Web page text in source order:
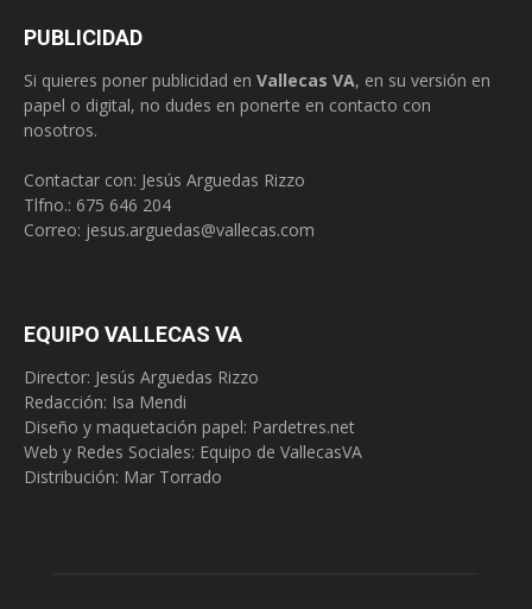
PUBLICIDAD
Si quieres poner publicidad en Vallecas VA, en su versión en
papel o digital, no dudes en ponerte en contacto con
nosotros.
Contactar con: Jesús Arguedas Rizzo
Tlfno.: 675 646 204
Correo: jesus.arguedas@vallecas.com
EQUIPO VALLECAS VA
Director: Jesús Arguedas Rizzo
Redacción: Isa Mendi
Diseño y maquetación papel: Pardetres.net
Web y Redes Sociales: Equipo de VallecasVA
Distribución: Mar Torrado